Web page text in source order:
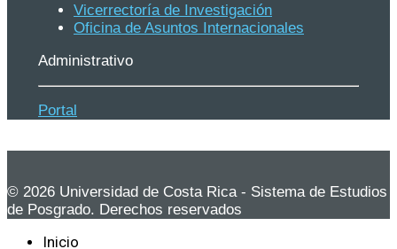
Vicerrectoría de Investigación
Oficina de Asuntos Internacionales
Administrativo
Portal
© 2026 Universidad de Costa Rica - Sistema de Estudios
de Posgrado. Derechos reservados
Inicio